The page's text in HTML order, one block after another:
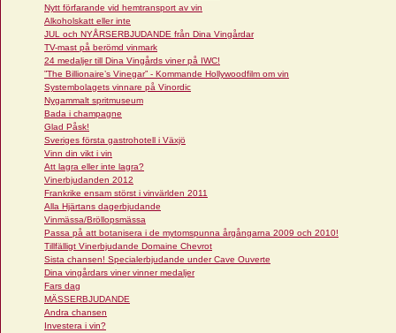
Nytt förfarande vid hemtransport av vin
Alkoholskatt eller inte
JUL och NYÅRSERBJUDANDE från Dina Vingårdar
TV-mast på berömd vinmark
24 medaljer till Dina Vingårds viner på IWC!
”The Billionaire’s Vinegar” - Kommande Hollywoodfilm om vin
Systembolagets vinnare på Vinordic
Nygammalt spritmuseum
Bada i champagne
Glad Påsk!
Sveriges första gastrohotell i Växjö
Vinn din vikt i vin
Att lagra eller inte lagra?
Vinerbjudanden 2012
Frankrike ensam störst i vinvärlden 2011
Alla Hjärtans dagerbjudande
Vinmässa/Bröllopsmässa
Passa på att botanisera i de mytomspunna årgångarna 2009 och 2010!
Tillfälligt Vinerbjudande Domaine Chevrot
Sista chansen! Specialerbjudande under Cave Ouverte
Dina vingårdars viner vinner medaljer
Fars dag
MÄSSERBJUDANDE
Andra chansen
Investera i vin?